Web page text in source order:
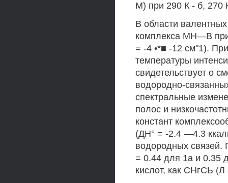
М) при 290 К - б, 270
В области
комплекса МН—В
= -4 •*■ -12 см"1).
температуры
свидетельствует о
водородно-
спектральные
полос и
констант
(ДН° = -2.4 —4.3
водородных связей.
= 0.44 для 1а и 0.35
кислот, как СНгСЬ